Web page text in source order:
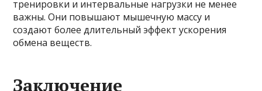
тренировки и интервальные нагрузки не менее
важны. Они повышают мышечную массу и
создают более длительный эффект ускорения
обмена веществ.
Заключение